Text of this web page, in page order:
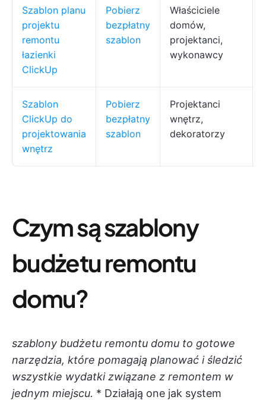
Szablon planu
projektu
remontu
łazienki
ClickUp
Pobierz
bezpłatny
szablon
Właściciele
domów,
projektanci,
wykonawcy
Szablon
ClickUp do
projektowania
wnętrz
Pobierz
bezpłatny
szablon
Projektanci
wnętrz,
dekoratorzy
Czym są szablony
budżetu remontu
domu?
szablony budżetu remontu domu to gotowe
narzędzia, które pomagają planować i śledzić
wszystkie wydatki związane z remontem w
jednym miejscu. * Działają one jak system